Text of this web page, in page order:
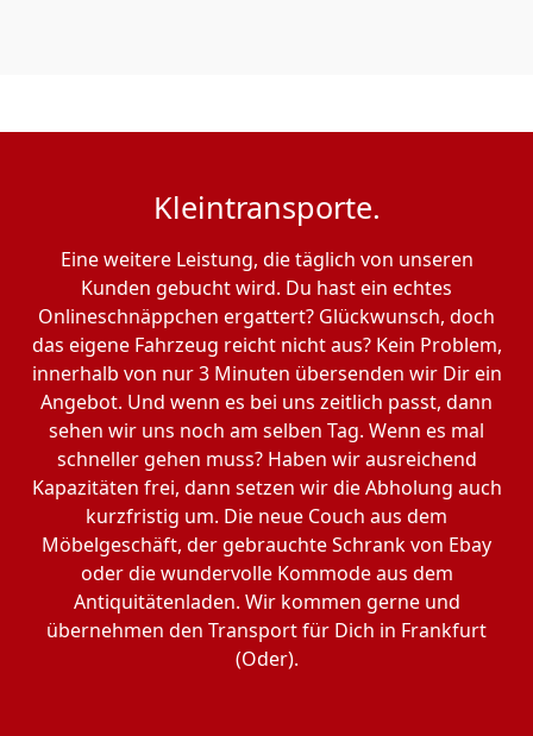
Kleintransporte.
Eine weitere Leistung, die täglich von unseren
Kunden gebucht wird. Du hast ein echtes
Onlineschnäppchen ergattert? Glückwunsch, doch
das eigene Fahrzeug reicht nicht aus? Kein Problem,
innerhalb von nur 3 Minuten übersenden wir Dir ein
Angebot. Und wenn es bei uns zeitlich passt, dann
sehen wir uns noch am selben Tag. Wenn es mal
schneller gehen muss? Haben wir ausreichend
Kapazitäten frei, dann setzen wir die Abholung auch
kurzfristig um. Die neue Couch aus dem
Möbelgeschäft, der gebrauchte Schrank von Ebay
oder die wundervolle Kommode aus dem
Antiquitätenladen. Wir kommen gerne und
übernehmen den Transport für Dich in Frankfurt
(Oder).